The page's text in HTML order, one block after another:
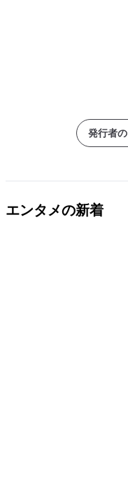
発行者
エンタメの新着